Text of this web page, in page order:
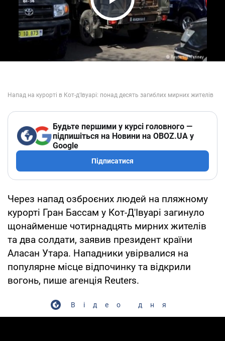
Play Video
Будьте першими у курсі головного —
підпишіться на Новини на OBOZ.UA у
Google
Підписатися
Через напад озброєних людей на пляжному
курорті Гран Бассам у Кот-Д'Івуарі загинуло
щонайменше чотирнадцять мирних жителів
та два солдати, заявив президент країни
Аласан Утара. Нападники увірвалися на
популярне місце відпочинку та відкрили
вогонь, пише агенція Reuters.
Відео дня